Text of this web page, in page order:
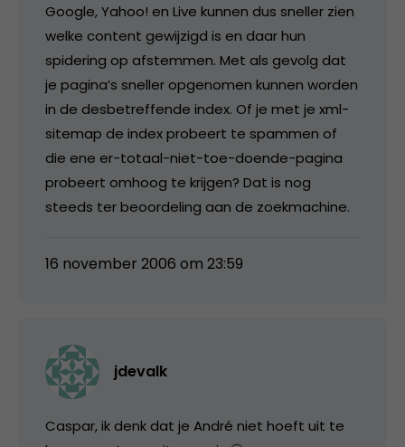
Google, Yahoo! en Live kunnen dus sneller zien
welke content gewijzigd is en daar hun
spidering op afstemmen. Met als gevolg dat
je pagina’s sneller opgenomen kunnen worden
in de desbetreffende index. Of je met je xml-
sitemap de index probeert te spammen of
die ene er-totaal-niet-toe-doende-pagina
probeert omhoog te krijgen? Dat is nog
steeds ter beoordeling aan de zoekmachine.
16 november 2006 om 23:59
jdevalk
Caspar, ik denk dat je André niet hoeft uit te